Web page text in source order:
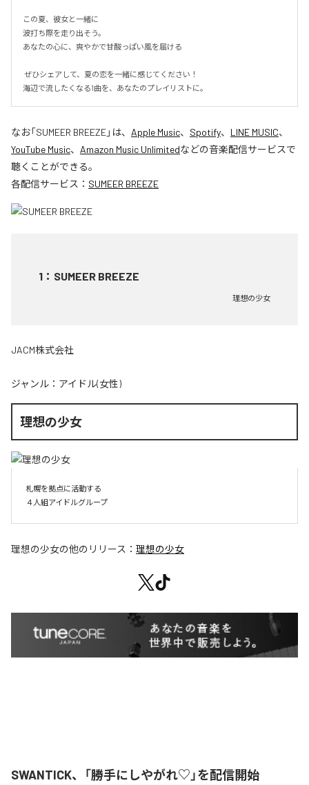
この夏、彼女と一緒に
波打ち際を走り出そう。
あなたの心に、爽やかで甘酸っぱい風を届ける
海辺で流したくなる1曲を、あなたのプレイリストに。
なお「SUMEER BREEZE」は、 Apple Music、 Spotify、 LINE MUSIC、
YouTube Music、 Amazon Music Unlimitedなどの音楽配信サービスで
聴くことができる。
各配信サービス： SUMEER BREEZE
1 ： SUMEER BREEZE
理想の少女
JACM株式会社
ジャンル： アイドル(女性)
理想の少女
札幌を拠点に活動する
４人組アイドルグループ
理想の少女の他のリリース： 理想の少女
SWANTICK、「勝手にしやがれ♡」を配信開始